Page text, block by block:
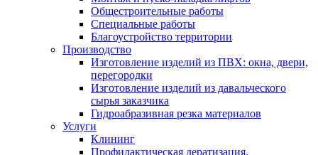
Общестроительные работы
Специальные работы
Благоустройство территории
Производство
Изготовление изделий из ПВХ: окна, двери,
перегородки
Изготовление изделий из давальческого
сырья заказчика
Гидроабразивная резка материалов
Услуги
Клининг
Профилактическая дератизация,